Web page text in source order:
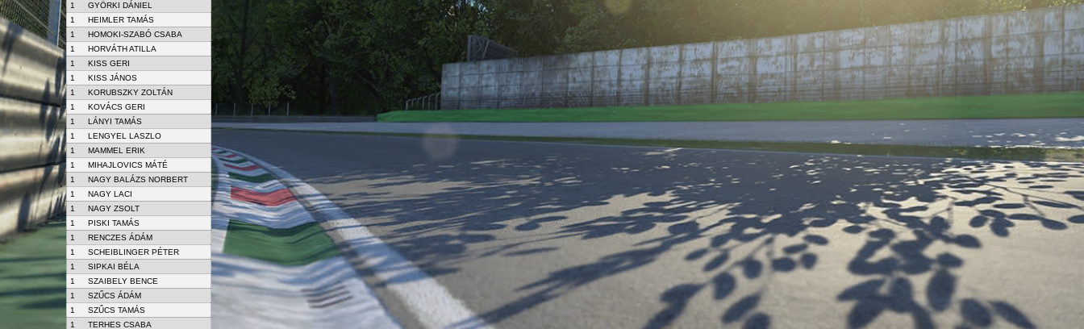
1
GYÖRKI DÁNIEL
1
HEIMLER TAMÁS
1
HOMOKI-SZABÓ CSABA
1
HORVÁTH ATILLA
1
KISS GERI
1
KISS JÁNOS
1
KORUBSZKY ZOLTÁN
1
KOVÁCS GERI
1
LÁNYI TAMÁS
1
LENGYEL LASZLO
1
MAMMEL ERIK
1
MIHAJLOVICS MÁTÉ
1
NAGY BALÁZS NORBERT
1
NAGY LACI
1
NAGY ZSOLT
1
PISKI TAMÁS
1
RENCZES ÁDÁM
1
SCHEIBLINGER PÉTER
1
SIPKAI BÉLA
1
SZAIBELY BENCE
1
SZŰCS ÁDÁM
1
SZŰCS TAMÁS
1
TERHES CSABA